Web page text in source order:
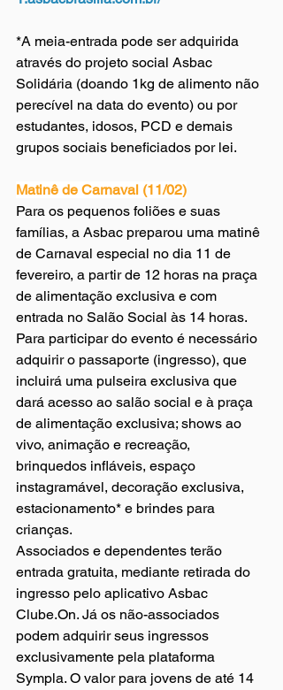
*A meia-entrada pode ser adquirida
através do projeto social Asbac
Solidária (doando 1kg de alimento não
perecível na data do evento) ou por
estudantes, idosos, PCD e demais
grupos sociais beneficiados por lei.
Matinê de Carnaval (11/02)
Para os pequenos foliões e suas
famílias, a Asbac preparou uma matinê
de Carnaval especial no dia 11 de
fevereiro, a partir de 12 horas na praça
de alimentação exclusiva e com
entrada no Salão Social às 14 horas.
Para participar do evento é necessário
adquirir o passaporte (ingresso), que
incluirá uma pulseira exclusiva que
dará acesso ao salão social e à praça
de alimentação exclusiva; shows ao
vivo, animação e recreação,
brinquedos infláveis, espaço
instagramável, decoração exclusiva,
estacionamento* e brindes para
crianças.
Associados e dependentes terão
entrada gratuita, mediante retirada do
ingresso pelo aplicativo Asbac
Clube.On. Já os não-associados
podem adquirir seus ingressos
exclusivamente pela plataforma
Sympla. O valor para jovens de até 14